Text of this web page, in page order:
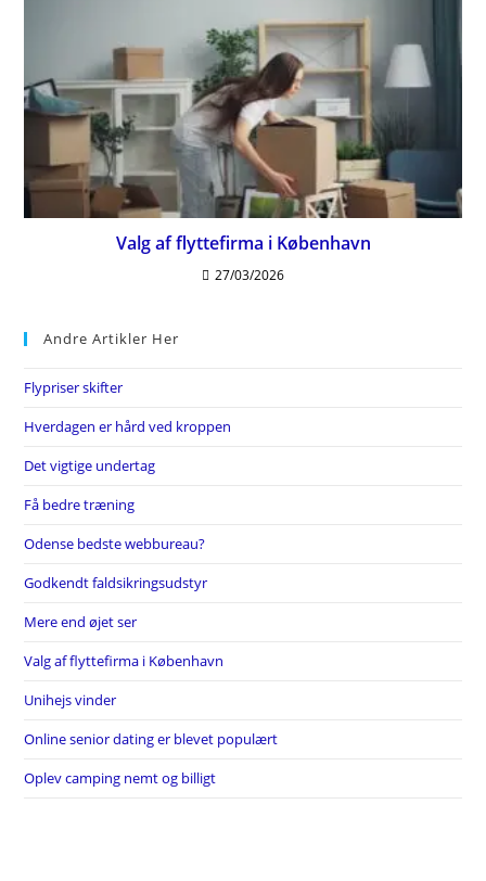
Valg af flyttefirma i København
27/03/2026
Andre Artikler Her
Flypriser skifter
Hverdagen er hård ved kroppen
Det vigtige undertag
Få bedre træning
Odense bedste webbureau?
Godkendt faldsikringsudstyr
Mere end øjet ser
Valg af flyttefirma i København
Unihejs vinder
Online senior dating er blevet populært
Oplev camping nemt og billigt